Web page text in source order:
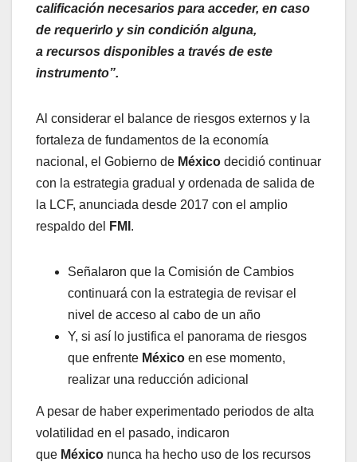
calificación necesarios para acceder, en caso
de requerirlo y sin condición alguna,
a recursos disponibles a través de este
instrumento”.
Al considerar el balance de riesgos externos y la
fortaleza de fundamentos de la economía
nacional, el Gobierno de México decidió continuar
con la estrategia gradual y ordenada de salida de
la LCF, anunciada desde 2017 con el amplio
respaldo del
FMI .
Señalaron que la Comisión de Cambios
continuará con la estrategia de revisar el
nivel de acceso al cabo de un año
Y, si así lo justifica el panorama de riesgos
que enfrente México en ese momento,
realizar una reducción adicional
A pesar de haber experimentado periodos de alta
volatilidad en el pasado, indicaron
que México nunca ha hecho uso de los recursos